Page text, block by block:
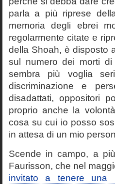
parla a più riprese
memoria degli ebrei
regolarmente citate e
della Shoah, è disposto
sul numero dei morti
sembra più voglia
discriminazione e
disadattati, oppositori
proprio anche la
cosa su cui io posso
in attesa di un mio
Scende in campo, a
Faurisson, che nel
invitato a tenere una